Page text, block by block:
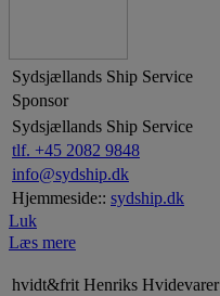
Sydsjællands Ship Service
Sponsor
Sydsjællands Ship Service
tlf. +45 2082 9848
info@sydship.dk
Hjemmeside:: sydship.dk
Luk
Læs mere
hvidt&frit Henriks Hvidevarer